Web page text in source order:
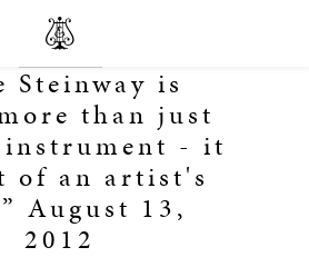
Steinway is
than just
instrument - it
of an artist's
August 13,
2012